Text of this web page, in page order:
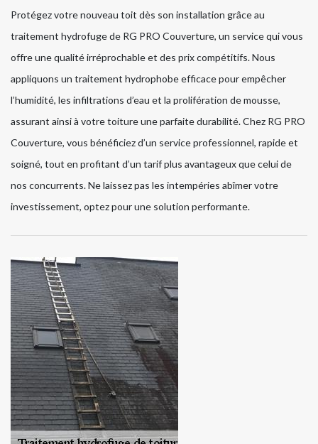
Protégez votre nouveau toit dès son installation grâce au
traitement hydrofuge de RG PRO Couverture, un service qui vous
offre une qualité irréprochable et des prix compétitifs. Nous
appliquons un traitement hydrophobe efficace pour empêcher
l’humidité, les infiltrations d’eau et la prolifération de mousse,
assurant ainsi à votre toiture une parfaite durabilité. Chez RG PRO
Couverture, vous bénéficiez d’un service professionnel, rapide et
soigné, tout en profitant d’un tarif plus avantageux que celui de
nos concurrents. Ne laissez pas les intempéries abîmer votre
investissement, optez pour une solution performante.